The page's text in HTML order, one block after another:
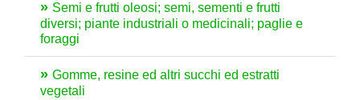
Semi e frutti oleosi; semi, sementi e frutti
diversi; piante industriali o medicinali; paglie e
foraggi
Gomme, resine ed altri succhi ed estratti
vegetali